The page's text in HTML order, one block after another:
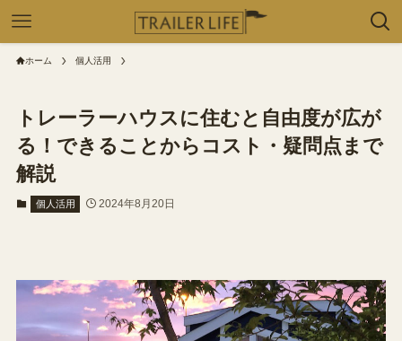
ホーム 個人活用
トレーラーハウスに住むと自由度が広が
る！できることからコスト・疑問点まで
解説
個人活用 2024年8月20日